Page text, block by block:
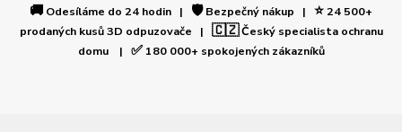
🚚 Odesíláme do 24 hodin | 🛡️Bezpečný nákup | ⭐24 500+
prodaných kusů 3D odpuzovače | 🇨🇿Český specialista ochranu
domu | ✅180 000+ spokojených zákazníků